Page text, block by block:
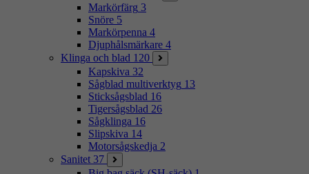
Markörfärg 3
Snöre 5
Markörpenna 4
Djuphålsmärkare 4
Klinga och blad 120
Kapskiva 32
Sågblad multiverktyg 13
Sticksågsblad 16
Tigersågsblad 26
Sågklinga 16
Slipskiva 14
Motorsågskedja 2
Sanitet 37